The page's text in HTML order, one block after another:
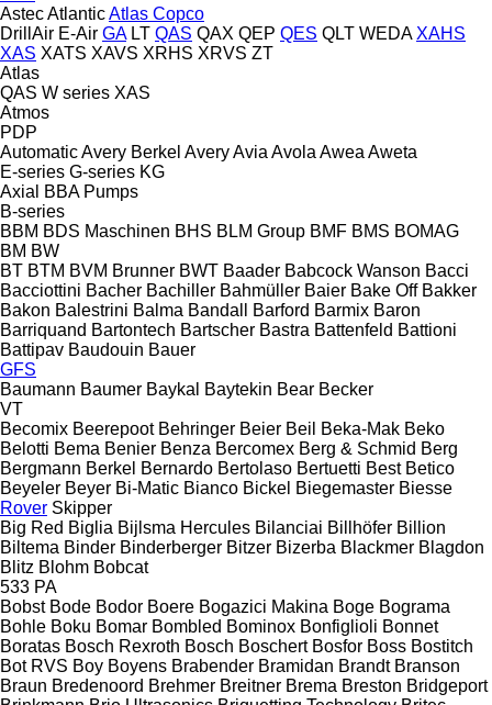
AstecAtlanticAtlas Copco
DrillAir E-Air GA LT QAS QAX QEP QES QLT WEDA XAHS
XAS XATS XAVS XRHS XRVS ZT
Atlas
QAS W series XAS
Atmos
PDP
AutomaticAvery Berkel AveryAvia Avola Awea Aweta
E-series G-series KG
Axial
BBA Pumps
B-series
BBM BDS Maschinen BHS BLM Group BMF BMS BOMAG
BM BW
BT BTM BVM Brunner BWT Baader Babcock Wanson Bacci
Bacciottini Bacher Bachiller Bahmüller Baier Bake Off Bakker
Bakon Balestrini Balma Bandall Barford Barmix Baron
Barriquand Bartontech Bartscher Bastra Battenfeld Battioni
Battipav Baudouin Bauer
GFS
Baumann Baumer Baykal Baytekin Bear Becker
VT
Becomix Beerepoot Behringer Beier Beil Beka-Mak Beko
Belotti Bema Benier Benza Bercomex Berg & Schmid Berg
Bergmann Berkel Bernardo Bertolaso Bertuetti Best Betico
Beyeler Beyer Bi-Matic Bianco Bickel Biegemaster Biesse
Rover Skipper
Big Red Biglia Bijlsma Hercules Bilanciai Billhöfer Billion
Biltema Binder Binderberger Bitzer Bizerba Blackmer Blagdon
Blitz Blohm Bobcat
533 PA
Bobst Bode Bodor Boere Bogazici Makina Boge Bograma
Bohle Boku Bomar Bombled Bominox Bonfiglioli Bonnet
Boratas Bosch Rexroth Bosch Boschert Bosfor Boss Bostitch
Bot RVS Boy Boyens Brabender Bramidan Brandt Branson
Braun Bredenoord Brehmer Breitner Brema Breston Bridgeport